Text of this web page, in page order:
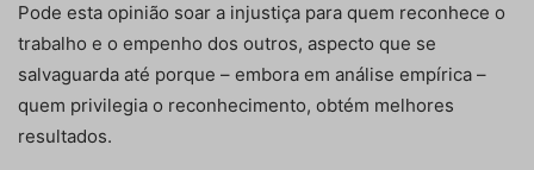
Pode esta opinião soar a injustiça para quem reconhece o
trabalho e o empenho dos outros, aspecto que se
salvaguarda até porque – embora em análise empírica –
quem privilegia o reconhecimento, obtém melhores
resultados.